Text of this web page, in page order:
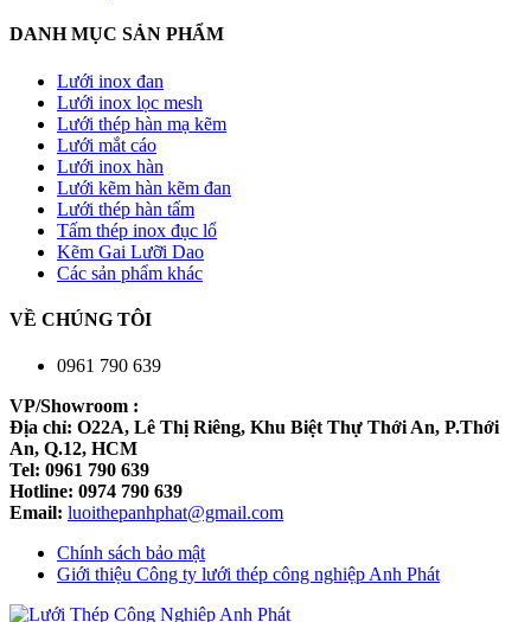
DANH MỤC SẢN PHẨM
Lưới inox đan
Lưới inox lọc mesh
Lưới thép hàn mạ kẽm
Lưới mắt cáo
Lưới inox hàn
Lưới kẽm hàn kẽm đan
Lưới thép hàn tấm
Tấm thép inox đục lổ
Kẽm Gai Lưỡi Dao
Các sản phẩm khác
VỀ CHÚNG TÔI
0961 790 639
VP/Showroom :
Địa chỉ: O22A, Lê Thị Riêng, Khu Biệt Thự Thới An, P.Thới
An, Q.12, HCM
Tel: 0961 790 639
Hotline: 0974 790 639
Email: luoithepanhphat@gmail.com
Chính sách bảo mật
Giới thiệu Công ty lưới thép công nghiệp Anh Phát